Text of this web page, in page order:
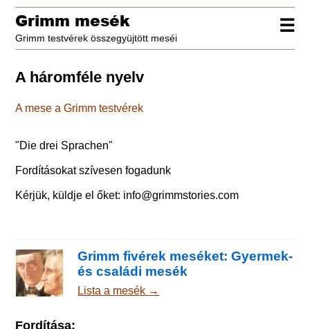
☰
Grimm mesék
Grimm testvérek összegyüjtött meséi
A háromféle nyelv
A mese a Grimm testvérek
"Die drei Sprachen"
Fordításokat szívesen fogadunk
Kérjük, küldje el őket: info@grimmstories.com
Grimm fivérek meséket: Gyermek-
és családi mesék
Lista a mesék →
Fordítása: